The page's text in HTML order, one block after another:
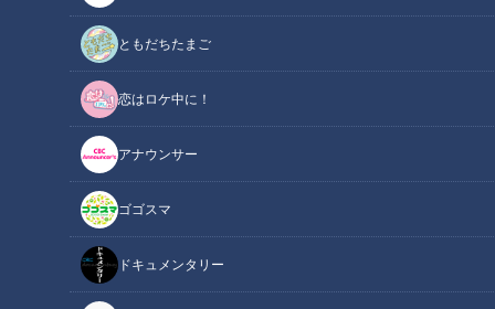
ともだちたまご
恋はロケ中に！
アナウンサー
ゴゴスマ
ドキュメンタリー
アナウンサー
アナウンサーYouTube企画
CBCテレビ・ラジオに出演する、ことしの新人アナウンサー
が「チャント！」に生出演。放送前には若狭敬一キャスター
や、柳沢彩美アナウンサーらと念入りに打ち合わせ。緊張の
中、本番に臨みました。